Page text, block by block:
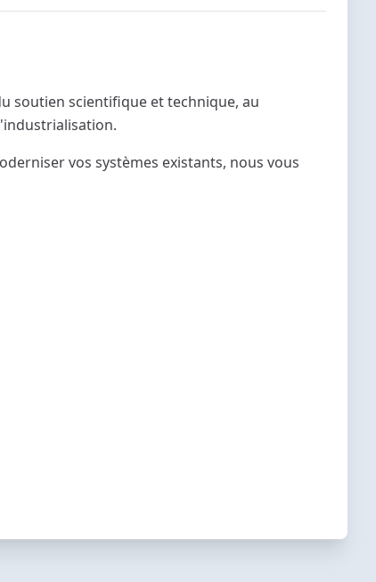
soutien scientifique et technique, au
vos systèmes existants, nous vous